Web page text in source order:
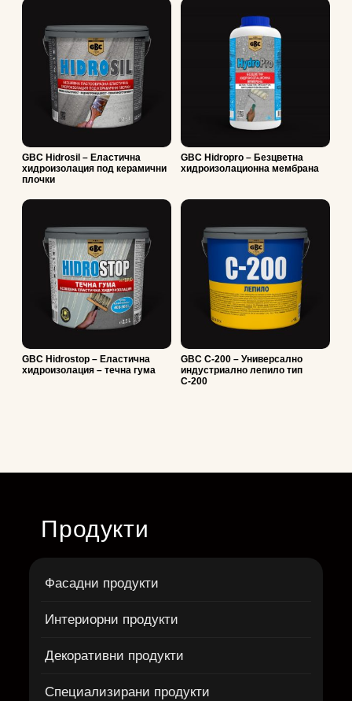
GBC Hidrosil – Еластична
хидроизолация под керамични
плочки
GBC Hidropro – Безцветна
хидроизолационна мембрана
GBC Hidrostop – Еластична
хидроизолация – течна гума
GBC C-200 – Универсално
индустриално лепило тип
С-200
Продукти
Фасадни продукти
Интериорни продукти
Декоративни продукти
Специализирани продукти